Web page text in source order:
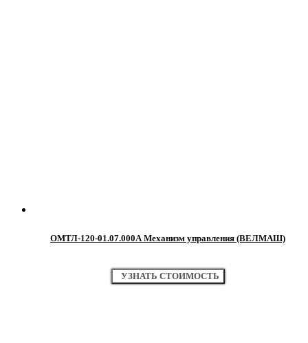
ОМТЛ-120-01.07.000А Механизм управления (ВЕЛМАШ)
УЗНАТЬ СТОИМОСТЬ